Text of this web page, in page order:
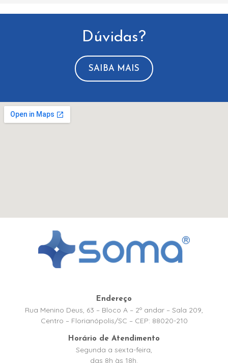
Dúvidas?
SAIBA MAIS
Endereço
Rua Menino Deus, 63 – Bloco A – 2º andar – Sala 209,
Centro – Florianópolis/SC – CEP: 88020-210
Horário de Atendimento
Segunda a sexta-feira,
das 8h às 18h.